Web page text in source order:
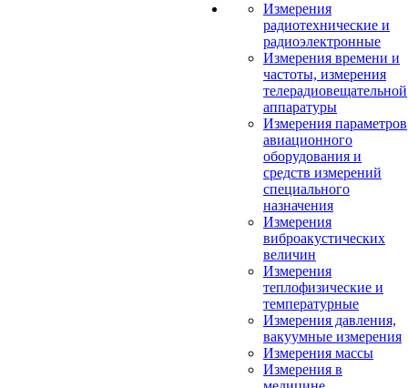
Измерения
радиотехнические и
радиоэлектронные
Измерения времени и
частоты, измерения
телерадиовещательной
аппаратуры
Измерения параметров
авиационного
оборудования и
средств измерений
специального
назначения
Измерения
виброакустических
величин
Измерения
теплофизические и
температурные
Измерения давления,
вакуумные измерения
Измерения массы
Измерения в